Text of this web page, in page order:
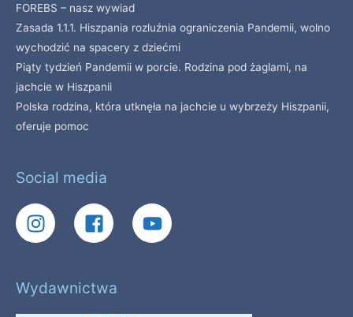
FOREBS – nasz wywiad
Zasada 1.1.1. Hiszpania rozluźnia ograniczenia Pandemii, wolno
wychodzić na spacery z dziećmi
Piąty tydzień Pandemii w porcie. Rodzina pod żaglami, na
jachcie w Hiszpanii
Polska rodzina, która utknęła na jachcie u wybrzeży Hiszpanii,
oferuje pomoc
Social media
Wydawnictwa